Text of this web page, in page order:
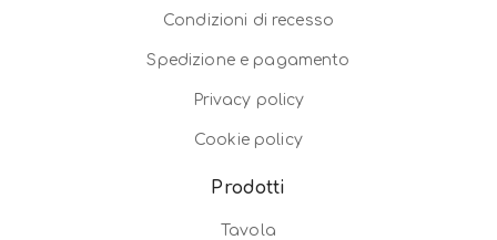
Condizioni di recesso
Spedizione e pagamento
Privacy policy
Cookie policy
Prodotti
Tavola